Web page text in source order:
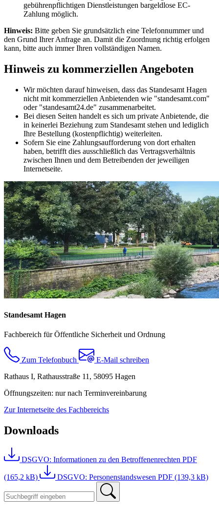
gebührenpflichtigen Dienstleistungen bargeldlose EC-
Zahlung möglich.
Hinweis: Bitte geben Sie grundsätzlich eine Telefonnummer und
den Grund Ihrer Anfrage an. Damit die Zuordnung richtig erfolgen
kann, bitte auch immer Ihren vollständigen Namen.
Hinweis zu kommerziellen Angeboten
Wir möchten darauf hinweisen, dass das Standesamt Hagen
nicht mit kommerziellen Anbietenden wie "standesamt.com"
oder "standesamt24.de" zusammenarbeitet.
Bei diesen Seiten handelt es sich um private Anbietende, die
in keinerlei Beziehung zum Standesamt stehen und lediglich
Ihre Bestellung (kostenpflichtig) weiterleiten.
Sofern Sie eine Zahlungsaufforderung von dort erhalten
haben, betrifft dies ausschließlich das Vertragsverhältnis
zwischen Ihnen und dem Betreibenden der jeweiligen
Internetseite.
Standesamt Hagen
Fachbereich für Öffentliche Sicherheit und Ordnung
Zum Telefonbuch
E-Mail schreiben
Rathaus I, Rathausstraße 11, 58095 Hagen
Öffnungszeiten: nur nach Terminvereinbarung
Zur Internetseite des Fachbereichs
Downloads
DSGVO: Informationen zu den Betroffenenrechten PDF
(165,2 kB) DSGVO: Personenstandswesen PDF (139,3 kB)